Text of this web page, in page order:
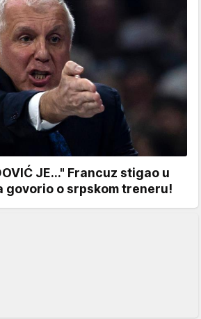
JE..." Francuz stigao u
govorio o srpskom treneru!